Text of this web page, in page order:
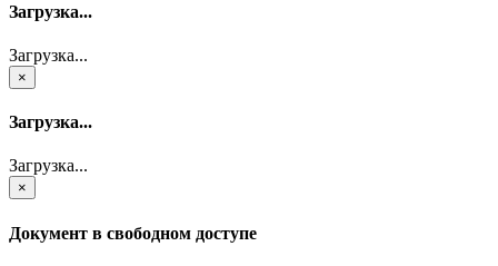
Загрузка...
Загрузка...
×
Загрузка...
Загрузка...
×
Документ в свободном доступе